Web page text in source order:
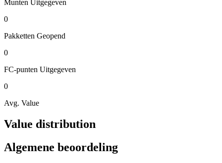
Munten Uitgegeven
0
Pakketten Geopend
0
FC-punten Uitgegeven
0
Avg. Value
Value distribution
Algemene beoordeling